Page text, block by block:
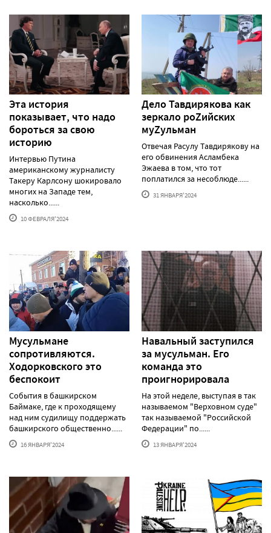
Эта история
показывает, что надо
бороться за свою
историю
Интервью Путина
американскому журналисту
Такеру Карлсону шокировало
многих на Западе тем,
насколько......
10 ФЕВРАЛЯ'2024
Дело Тавдирякова как
зеркало роZийских
муZульман
Отвечая Расулу Тавдирякову на
его обвинения Асламбека
Эжаева в том, что тот
поплатился за несоблюде......
31 ЯНВАРЯ'2024
Мусульмане
сопротивляются.
Ходорковского это
беспокоит
События в башкирском
Баймаке, где к проходящему
над ним судилищу поддержать
башкирского общественно......
16 ЯНВАРЯ'2024
Навальный заступился
за мусульман. Его
команда это
проигнорировала
На этой неделе, выступая в так
называемом "Верховном суде"
так называемой "Российской
Федерации" по......
13 ЯНВАРЯ'2024